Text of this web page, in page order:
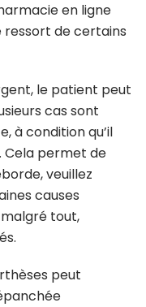
en ligne
ressort de certains
le patient peut
cas sont
à condition qu’il
Cela permet de
veuillez
causes
tout,
peut